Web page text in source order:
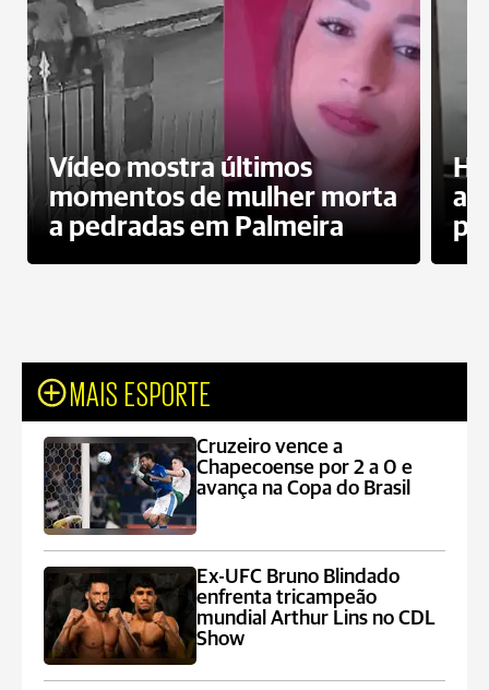
Vídeo mostra últimos
momentos de mulher morta
a pedradas em Palmeira
MAIS ESPORTE
Cruzeiro vence a
Chapecoense por 2 a 0 e
avança na Copa do Brasil
Ex-UFC Bruno Blindado
enfrenta tricampeão
mundial Arthur Lins no CDL
Show